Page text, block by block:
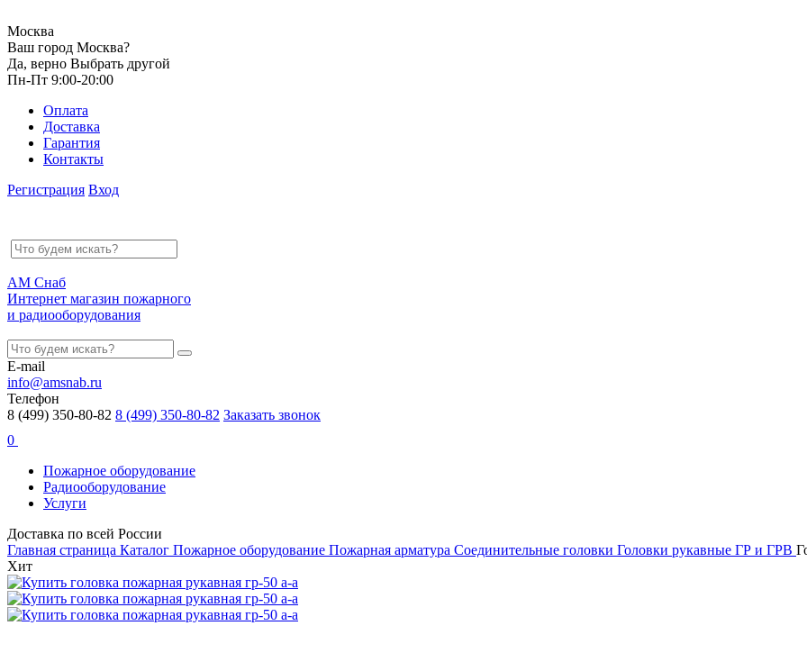
Москва
Ваш город Москва?
Да, верно Выбрать другой
Пн-Пт 9:00-20:00
Оплата
Доставка
Гарантия
Контакты
Регистрация Вход
АМ Снаб
Интернет магазин пожарного
и радиооборудования
E-mail
info@amsnab.ru
Телефон
8 (499) 350-80-82 8 (499) 350-80-82 Заказать звонок
0
Пожарное оборудование
Радиооборудование
Услуги
Доставка по всей России
Главная страница Каталог Пожарное оборудование Пожарная арматура Соединительные головки Головки рукавные ГР и ГРВ
Хит